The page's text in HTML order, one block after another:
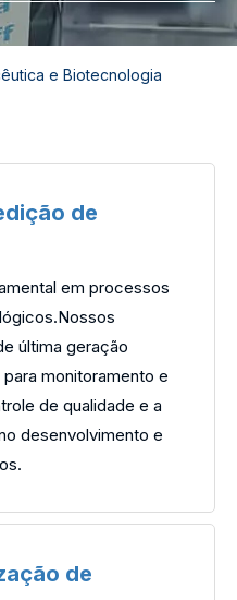
e Biotecnologia
de
em processos
última geração
monitoramento e
de qualidade e a
desenvolvimento e
de